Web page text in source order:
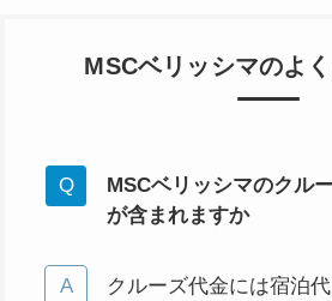
MSCベリッシマのよ
MSCベリッシマのクル
が含まれますか
クルーズ代金には宿泊